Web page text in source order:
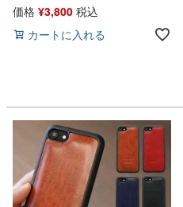
価格 ¥3,800 税込
カートに入れる